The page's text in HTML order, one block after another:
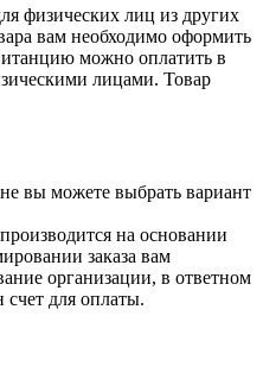
физических лиц из других
вам необходимо оформить
можно оплатить в
лицами. Товар
вы можете выбрать вариант
на основании
заказа вам
организации, в ответном
счет для оплаты.